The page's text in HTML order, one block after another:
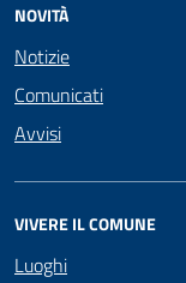
NOVITÀ
Notizie
Comunicati
Avvisi
VIVERE IL COMUNE
Luoghi